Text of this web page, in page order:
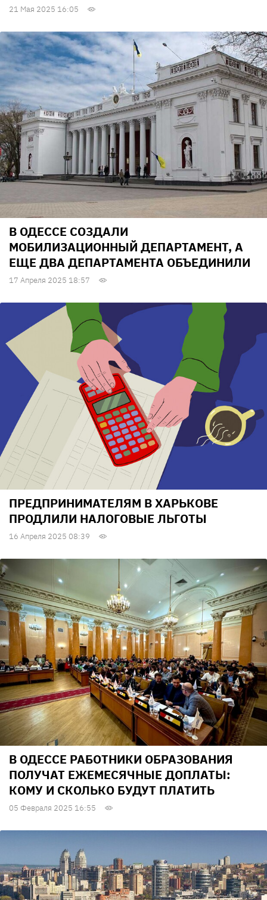
21 Мая 2025 16:05
В ОДЕССЕ СОЗДАЛИ
МОБИЛИЗАЦИОННЫЙ ДЕПАРТАМЕНТ, А
ЕЩЕ ДВА ДЕПАРТАМЕНТА ОБЪЕДИНИЛИ
17 Апреля 2025 18:57
ПРЕДПРИНИМАТЕЛЯМ В ХАРЬКОВЕ
ПРОДЛИЛИ НАЛОГОВЫЕ ЛЬГОТЫ
16 Апреля 2025 08:39
В ОДЕССЕ РАБОТНИКИ ОБРАЗОВАНИЯ
ПОЛУЧАТ ЕЖЕМЕСЯЧНЫЕ ДОПЛАТЫ:
КОМУ И СКОЛЬКО БУДУТ ПЛАТИТЬ
05 Февраля 2025 16:55